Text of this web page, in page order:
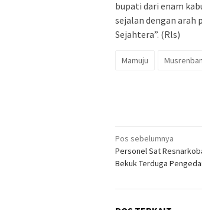
bupati dari enam
sejalan dengan arah
Sejahtera”. (Rls)
Mamuju
Navigasi
pos
Pos sebelumnya
Personel Sat
Bekuk Terduga